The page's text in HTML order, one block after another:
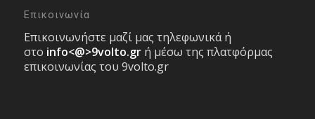
Επικοινωνία
Επικοινωνήστε μαζί μας τηλεφωνικά ή
στο info<@>9volto.gr ή μέσω της πλατφόρμας
επικοινωνίας του 9volto.gr